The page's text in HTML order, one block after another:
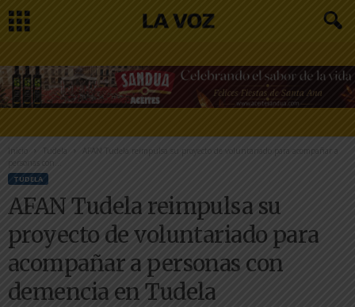
Inicio Tudela
AFAN Tudela reimpulsa su proyecto de voluntariado para acompañar a
TUDELA
AFAN Tudela reimpulsa su
proyecto de voluntariado para
acompañar a personas con
demencia en Tudela